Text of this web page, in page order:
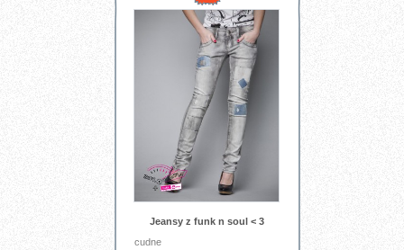
Jeansy z funk n soul < 3
cudne